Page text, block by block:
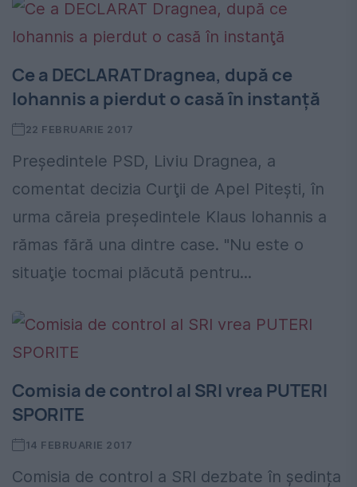
Ce a DECLARAT Dragnea, după ce
Iohannis a pierdut o casă în instanţă
22 FEBRUARIE 2017
Preşedintele PSD, Liviu Dragnea, a
comentat decizia Curţii de Apel Piteşti, în
urma căreia preşedintele Klaus Iohannis a
rămas fără una dintre case. "Nu este o
situaţie tocmai plăcută pentru...
Comisia de control al SRI vrea PUTERI
SPORITE
14 FEBRUARIE 2017
Comisia de control a SRI dezbate în ședința